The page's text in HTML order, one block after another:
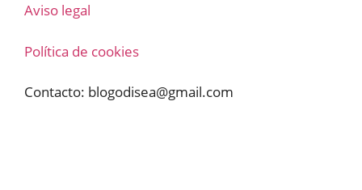
Aviso legal
Política de cookies
Contacto: blogodisea@gmail.com